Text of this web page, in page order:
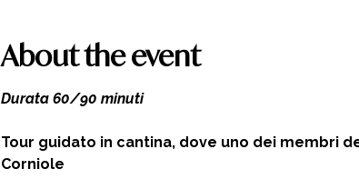
About the event
Durata 60/90 minuti
Tour guidato in cantina, dove uno dei membri
Corniole